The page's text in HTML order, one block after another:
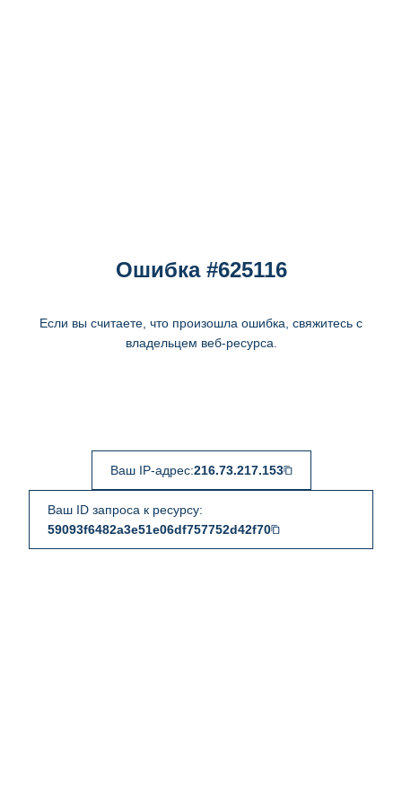
Ошибка #625116
Если вы считаете, что произошла ошибка, свяжитесь с
владельцем веб-ресурса.
Ваш IP-адрес:216.73.217.153
Ваш ID запроса к ресурсу:
59093f6482a3e51e06df757752d42f70